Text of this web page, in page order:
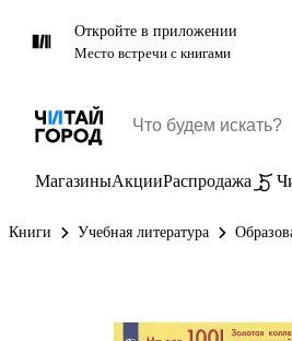
Откройте в приложении
Место встречи с книгами
МагазиныАкцииРаспродажа
Книги Учебная литература